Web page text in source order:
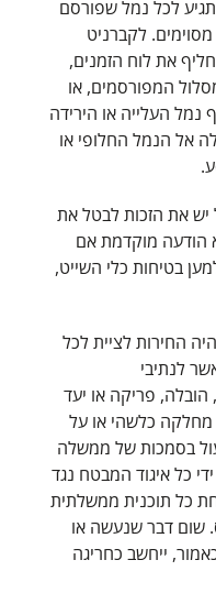
תגיע לכל נמל שפורסם
לקברניט
את לוח הזמנים,
המפורסמים, או
נמל העלייה או הירידה
אל הנמל החלופי או
יש את הזכות לבטל את
הודעה מוקדמת אם
בטיחות כלי השייט,
החירות לציית לכל
לנתיבי
הובלה, פריקה או יעד
מחלקה כלשהי או על
בסמכות של ממשלה
כל איגוד המבטח נגד
כל תוכנית ממשלתית
שום דבר שנעשה או
ייחשב כחריגה